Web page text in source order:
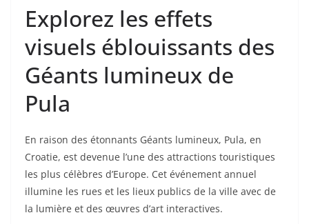
Explorez les effets
visuels éblouissants des
Géants lumineux de
Pula
En raison des étonnants Géants lumineux, Pula, en
Croatie, est devenue l’une des attractions touristiques
les plus célèbres d’Europe. Cet événement annuel
illumine les rues et les lieux publics de la ville avec de
la lumière et des œuvres d’art interactives.